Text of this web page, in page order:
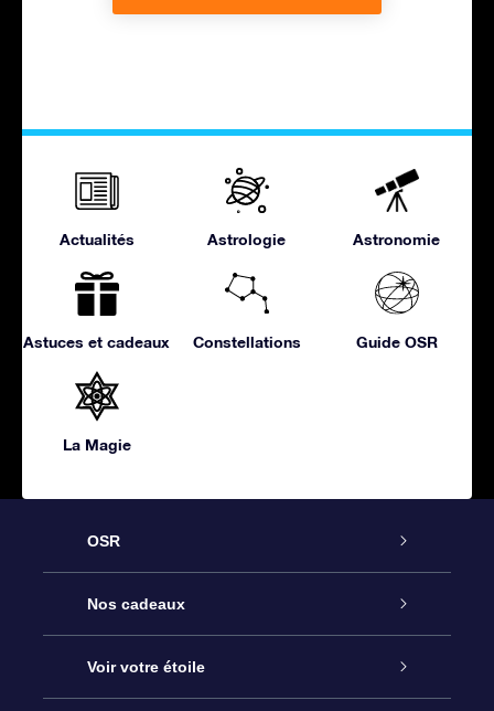
Actualités Astrologie Astronomie
Astuces et cadeaux Constellations Guide OSR
La Magie
OSR
Service
À propos de l’OSR
Nos cadeaux
Cadeau d’étoile en ligne
Voir votre étoile